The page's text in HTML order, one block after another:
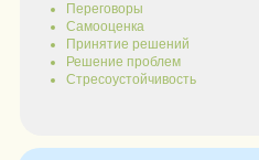
Переговоры
Самооценка
Принятие решений
Решение проблем
Стресоустойчивость